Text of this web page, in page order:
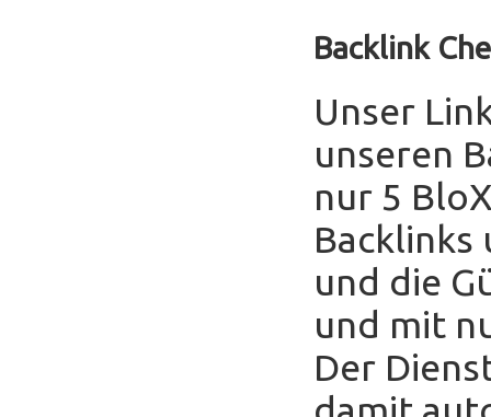
Backlink
Unser
unseren
nur 5
und die
und mit
Der